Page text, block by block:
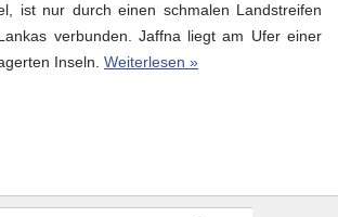
ist nur durch einen schmalen Landstreifen
verbunden. Jaffna liegt am Ufer einer
Inseln. Weiterlesen »